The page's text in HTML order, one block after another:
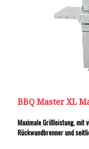
BBQ Master XL
Maximale Grillleistung, mit
Rückwandbrenner und